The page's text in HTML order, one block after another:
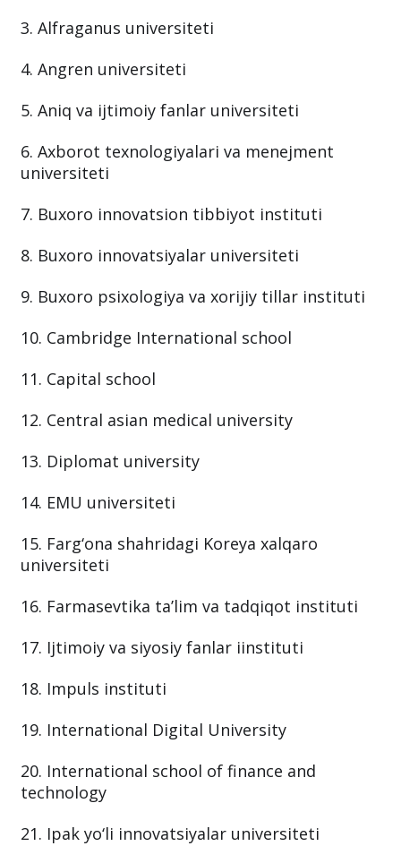
3. Alfraganus universiteti
4. Angren universiteti
5. Aniq va ijtimoiy fanlar universiteti
6. Axborot texnologiyalari va menejment
universiteti
7. Buxoro innovatsion tibbiyot instituti
8. Buxoro innovatsiyalar universiteti
9. Buxoro psixologiya va xorijiy tillar instituti
10. Cambridge International school
11. Capital school
12. Central asian medical university
13. Diplomat university
14. EMU universiteti
15. Farg‘ona shahridagi Koreya xalqaro
universiteti
16. Farmasevtika ta’lim va tadqiqot instituti
17. Ijtimoiy va siyosiy fanlar iinstituti
18. Impuls instituti
19. International Digital University
20. International school of finance and
technology
21. Ipak yo‘li innovatsiyalar universiteti